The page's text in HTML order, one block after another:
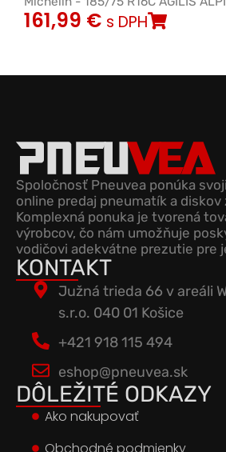
161,99 € s DPH
Spoločnosť Pneuvea ponúka
online predaj pneumatík a diskov
Komplexná ponuka je tvorená
výrobcov, čo nám umožňuje
vodičovi adekvátne prezutie pre
KONTAKT
Južná trieda 66 v areáli
s.r.o. 040 01 Košice
+421 918 115 494
eshop@pneuvea.sk
DÔLEŽITÉ ODKAZY
Ako nakupovať
Obchodné podmienky